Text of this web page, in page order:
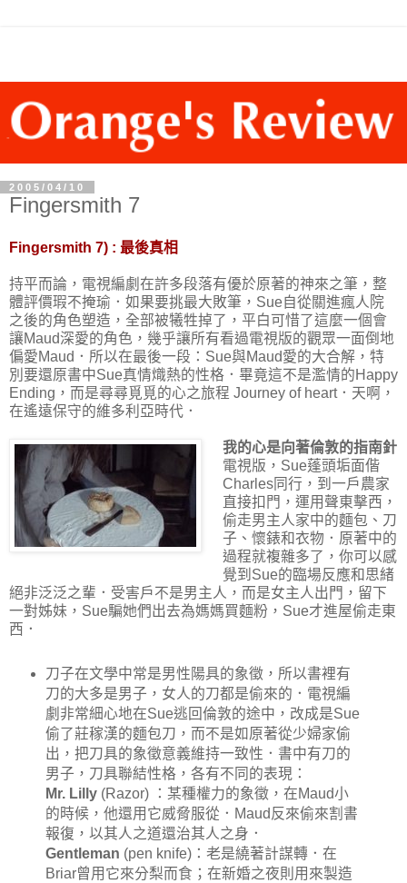
2005/04/10
Fingersmith 7
Fingersmith 7) : 最後真相
持平而論，電視編劇在許多段落有優於原著的神來之筆，整
體評價瑕不掩瑜．如果要挑最大敗筆，Sue自從關進瘋人院
之後的角色塑造，全部被犧牲掉了，平白可惜了這麼一個會
讓Maud深愛的角色，幾乎讓所有看過電視版的觀眾一面倒地
偏愛Maud．所以在最後一段：Sue與Maud愛的大合解，特
別要還原書中Sue真情熾熱的性格．畢竟這不是濫情的Happy
Ending，而是尋尋覓覓的心之旅程 Journey of heart．天啊，
在遙遠保守的維多利亞時代．
我的心是向著倫敦的指南針
電視版，Sue蓬頭垢面偕
Charles同行，到一戶農家
直接扣門，運用聲東擊西，
偷走男主人家中的麵包、刀
子、懷錶和衣物．原著中的
過程就複雜多了，你可以感
覺到Sue的臨場反應和思緒
絕非泛泛之輩．受害戶不是男主人，而是女主人出門，留下
一對姊妹，Sue騙她們出去為媽媽買麵粉，Sue才進屋偷走東
西．
刀子在文學中常是男性陽具的象徵，所以書裡有
刀的大多是男子，女人的刀都是偷來的．電視編
劇非常細心地在Sue逃回倫敦的途中，改成是Sue
偷了莊稼漢的麵包刀，而不是如原著從少婦家偷
出，把刀具的象徵意義維持一致性．書中有刀的
男子，刀具聯結性格，各有不同的表現：
Mr. Lilly(Razor) ：某種權力的象徵，在Maud小
的時候，他還用它威脅服從．Maud反來偷來割書
報復，以其人之道還治其人之身．
Gentleman (pen knife)：老是繞著計謀轉．在
Briar曾用它來分梨而食；在新婚之夜則用來製造